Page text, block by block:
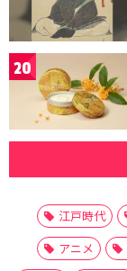
20
江戸時代
アニメ